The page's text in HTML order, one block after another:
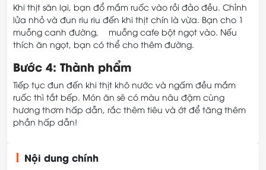
Khi thịt săn lại, bạn đổ mắm ruốc vào rồi đảo đều. Chỉnh
lửa nhỏ và đun riu riu đến khi thịt chín là vừa. Bạn cho 1
muỗng canh đường, ½ muỗng cafe bột ngọt vào. Nếu
thích ăn ngọt, bạn có thể cho thêm đường.
Bước 4: Thành phẩm
Tiếp tục đun đến khi thịt khô nước và ngấm đều mắm
ruốc thì tắt bếp. Món ăn sẽ có màu nâu đậm cùng
hương thơm hấp dẫn, rắc thêm tiêu và ớt để tăng thêm
phần hấp dẫn!
Nội dung chính